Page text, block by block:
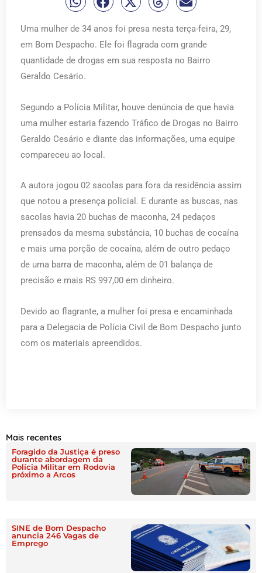
Uma mulher de 34 anos foi presa nesta terça-feira, 29,
em Bom Despacho. Ele foi flagrada com grande
quantidade de drogas em sua resposta no Bairro
Geraldo Cesário.
Segundo a Polícia Militar, houve denúncia de que havia
uma mulher estaria fazendo Tráfico de Drogas no Bairro
Geraldo Cesário e diante das informações, uma equipe
compareceu ao local.
A autora jogou 02 sacolas para fora da residência assim
que notou a presença policial. E durante as buscas, nas
sacolas havia 20 buchas de maconha, 24 pedaços
prensados da mesma substância, 10 buchas de cocaína
e mais uma porção de cocaína, além de outro pedaço
de uma barra de maconha, além de 01 balança de
precisão e mais RS 997,00 em dinheiro.
Devido ao flagrante, a mulher foi presa e encaminhada
para a Delegacia de Polícia Civil de Bom Despacho junto
com os materiais apreendidos.
Mais recentes
Foragido da Justiça é preso
durante abordagem da
Polícia Militar em Rodovia
próximo a Arcos
SINE de Bom Despacho
anuncia 246 Vagas de
Emprego